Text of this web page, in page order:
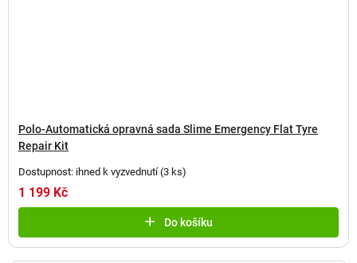
Polo-Automatická opravná sada Slime Emergency Flat Tyre
Repair Kit
Dostupnost: ihned k vyzvednutí(3 ks)
1 199 Kč
Do košíku